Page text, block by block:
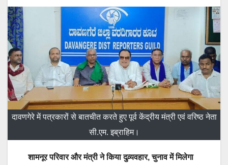
दावणगेरे में पत्रकारों से बातचीत करते हुए पूर्व केंद्रीय मंत्री एवं वरिष्ठ नेता
सी.एम. इब्राहिम।
शामनूर परिवार और मंत्री ने किया दुव्र्यवहार, चुनाव में मिलेगा